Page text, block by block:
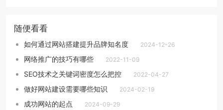
随便看看
如何通过网站搭建提升品牌知名度 2024-12-26
网络推广的技巧有哪些 2022-11-09
SEO技术之关键词密度怎么把控 2022-04-27
做好网站建设需要哪些知识 2024-02-19
成功网站的起点 2024-09-29